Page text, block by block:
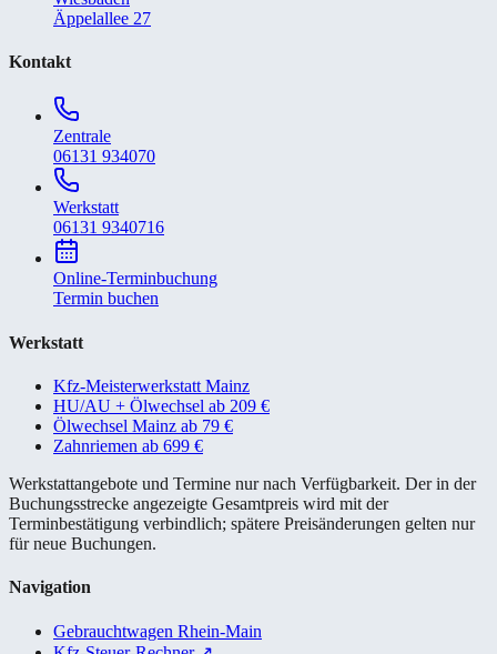
Äppelallee 27
Kontakt
Zentrale
06131 934070
Werkstatt
06131 9340716
Online-Terminbuchung
Termin buchen
Werkstatt
Kfz-Meisterwerkstatt Mainz
HU/AU + Ölwechsel ab 209 €
Ölwechsel Mainz ab 79 €
Zahnriemen ab 699 €
Werkstattangebote und Termine nur nach Verfügbarkeit. Der in der
Buchungsstrecke angezeigte Gesamtpreis wird mit der
Terminbestätigung verbindlich; spätere Preisänderungen gelten nur
für neue Buchungen.
Navigation
Gebrauchtwagen Rhein-Main